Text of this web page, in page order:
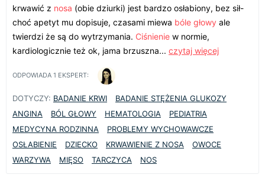
krwawić z nosa (obie dziurki) jest bardzo osłabiony, bez sił-
choć apetyt mu dopisuje, czasami miewa bóle głowy ale
twierdzi że są do wytrzymania. Ciśnienie w normie,
kardiologicznie też ok, jama brzuszna... czytaj więcej
ODPOWIADA 1 EKSPERT:
DOTYCZY: BADANIE KRWI
BADANIE STĘŻENIA GLUKOZY
ANGINA
BÓL GŁOWY HEMATOLOGIA
PEDIATRIA
MEDYCYNA RODZINNA
PROBLEMY WYCHOWAWCZE
OSŁABIENIE
DZIECKO KRWAWIENIE Z NOSA
OWOCE
WARZYWA
MIĘSO TARCZYCA NOS